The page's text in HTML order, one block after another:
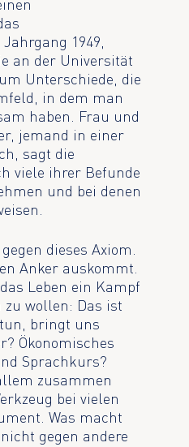
1949,
an der Universität
Unterschiede, die
in dem man
haben. Frau und
jemand in einer
sagt die
viele ihrer Befunde
und bei denen
dieses Axiom.
Anker auskommt.
Leben ein Kampf
zu wollen: Das ist
bringt uns
Ökonomisches
Sprachkurs?
zusammen
bei vielen
Was macht
gegen andere